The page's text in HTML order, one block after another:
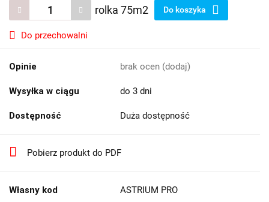
rolka 75m2 Do koszyka
Do przechowalni
Opinie brak ocen (dodaj)
Wysyłka w ciągu do 3 dni
Dostępność Duża dostępność
Pobierz produkt do PDF
Własny kod ASTRIUM PRO